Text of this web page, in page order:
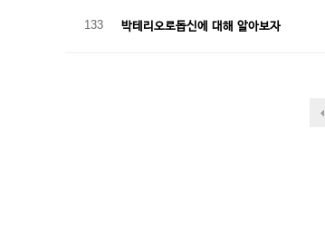
133 박테리오로돕신에 대해 알아보자